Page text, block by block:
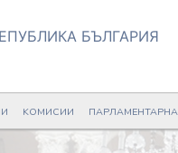
БЪЛГАРИЯ
KОМИСИИ